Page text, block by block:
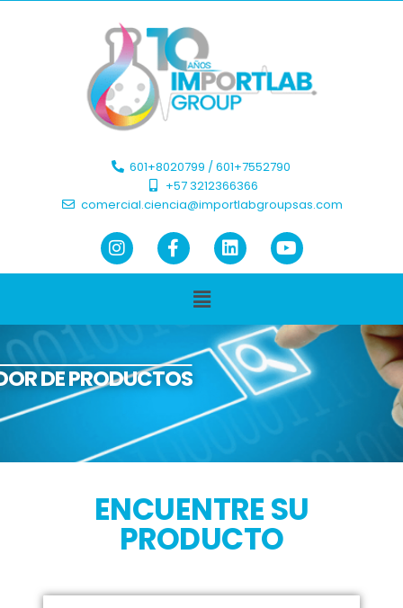
601+8020799 / 601+7552790 ​
+57 3212366366​
comercial.ciencia@importlabgroupsas.com
DE PRODUCTOS
ENCUENTRE SU
PRODUCTO